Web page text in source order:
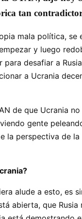
tan
mala política, se
y luego
desafiar a
a Ucrania
de que Ucrania
gente
la perspectiva de la
alude a esto, es
abierta, que Rusia